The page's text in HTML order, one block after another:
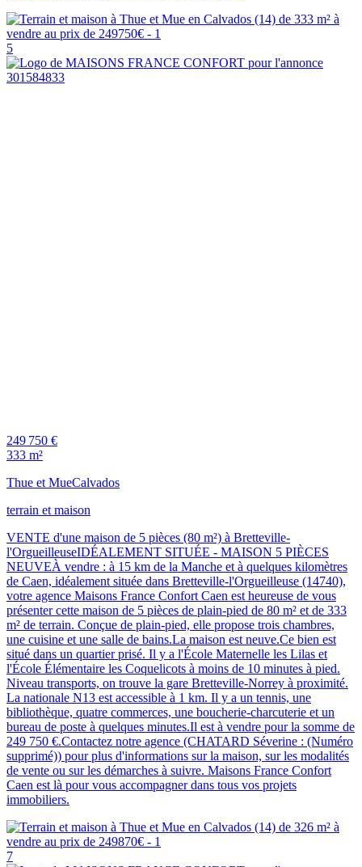
5
249 750 €
333 m²
Thue et MueCalvados
terrain et maison
VENTE d'une maison de 5 pièces (80 m²) à Bretteville-
l'OrgueilleuseIDÉALEMENT SITUÉE - MAISON 5 PIÈCES
NEUVEÀ vendre : à 15 km de la Manche et à quelques kilomètres
de Caen, idéalement située dans Bretteville-l'Orgueilleuse (14740),
votre agence Maisons France Confort Caen est heureuse de vous
présenter cette maison de 5 pièces de plain-pied de 80 m² et de 333
m² de terrain. Conçue de plain-pied, elle propose trois chambres,
une cuisine et une salle de bains.La maison est neuve.Ce bien est
situé dans un quartier prisé. Il y a l'École Maternelle les Lilas et
l'École Élémentaire les Coquelicots à moins de 10 minutes à pied.
Niveau transports, on trouve la gare Bretteville-Norrey à proximité.
La nationale N13 est accessible à 1 km. Il y a un tennis, une
bibliothèque, quatre commerces, une boucherie-charcuterie et un
bureau de poste à quelques minutes.Il est à vendre pour la somme de
249 750 €.Contactez notre agence (CHATARD Séverine : (Numéro
supprimé)) pour plus d'informations sur la maison, sur les modalités
de vente ou sur les démarches à suivre. Maisons France Confort
Caen est là pour vous accompagner dans tous vos projets
immobiliers.
7